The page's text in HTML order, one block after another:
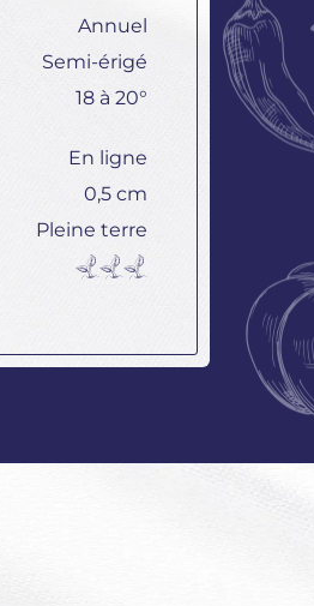
Annuel
Semi-érigé
18 à 20°
En ligne
0,5 cm
Pleine terre